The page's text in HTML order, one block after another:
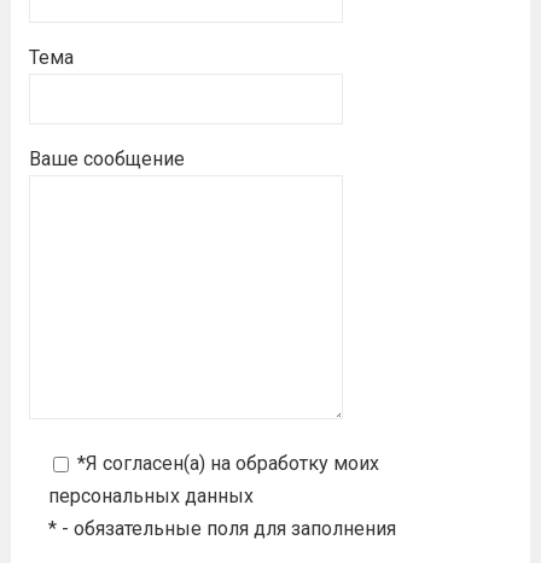
Тема
Ваше сообщение
*Я согласен(а) на обработку моих
персональных данных
* - обязательные поля для заполнения